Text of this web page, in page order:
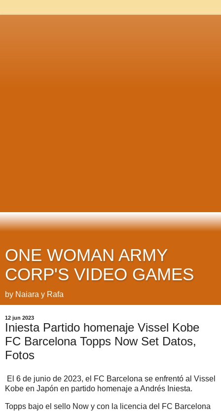
ONE WOMAN ARMY
CORP'S VIDEO GAMES
by Naiara y Rafa
12 jun 2023
Iniesta Partido homenaje Vissel Kobe
FC Barcelona Topps Now Set Datos,
Fotos
El 6 de junio de 2023, el FC Barcelona se enfrentó al Vissel
Kobe en Japón en partido homenaje a Andrés Iniesta.
Topps bajo el sello Now y con la licencia del FC Barcelona